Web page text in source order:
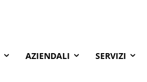
AZIENDALI SERVIZI